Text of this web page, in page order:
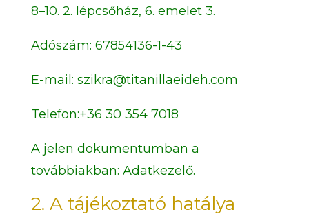
8–10. 2. lépcsőház, 6. emelet 3.
Adószám: 67854136-1-43
E-mail: szikra@titanillaeideh.com
Telefon:+36 30 354 7018
A jelen dokumentumban a
továbbiakban: Adatkezelő.
2. A tájékoztató hatálya